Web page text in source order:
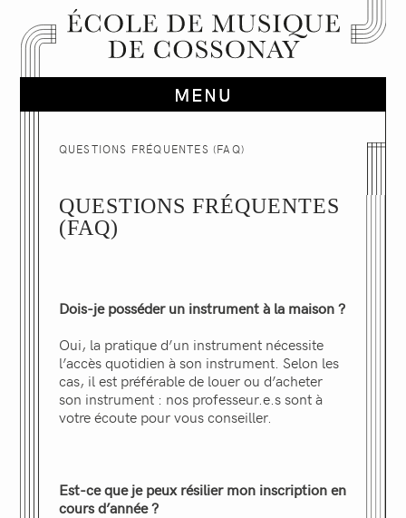
QUESTIONS FRÉQUENTES (FAQ)
QUESTIONS FRÉQUENTES
(FAQ)
Dois-je posséder un instrument à la maison ?
Oui, la pratique d’un instrument nécessite
l’accès quotidien à son instrument. Selon les
cas, il est préférable de louer ou d’acheter
son instrument : nos professeur.e.s sont à
votre écoute pour vous conseiller.
Est-ce que je peux résilier mon inscription en
cours d’année ?